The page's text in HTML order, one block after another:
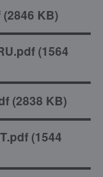
(2846 KB)
(1564
(2838 KB)
(1544